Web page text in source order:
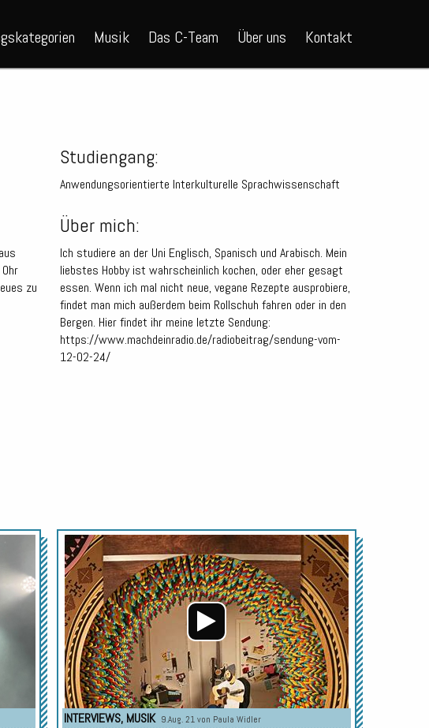
Musik Das C-Team Über uns Kontakt
Studiengang:
Anwendungsorientierte Interkulturelle Sprachwissenschaft
zu
Über mich:
Ich studiere an der Uni Englisch, Spanisch und Arabisch. Mein
liebstes Hobby ist wahrscheinlich kochen, oder eher gesagt
essen. Wenn ich mal nicht neue, vegane Rezepte ausprobiere,
findet man mich außerdem beim Rollschuh fahren oder in den
Bergen. Hier findet ihr meine letzte Sendung:
https://www.machdeinradio.de/radiobeitrag/sendung-vom-
12-02-24/
Audio-
Player
Audio-
Player
INTERVIEWS, MUSIK 9.Aug. 21 von Paula Widler